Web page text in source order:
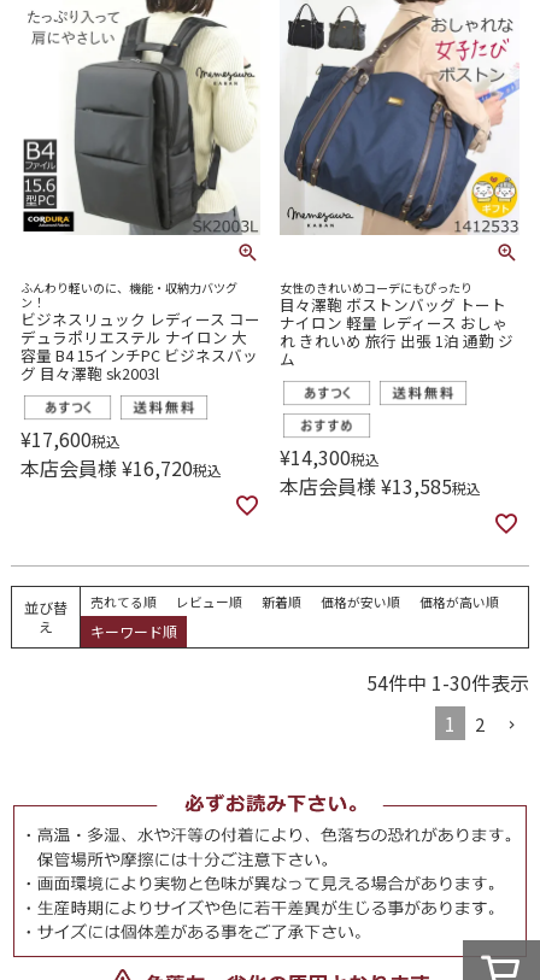
ふんわり軽いのに、機能・収納力バツグ
ン！
ビジネスリュック レディース コー
デュラポリエステル ナイロン 大
容量 B4 15インチPC ビジネスバッ
グ 目々澤鞄 sk2003l
¥17,600税込
本店会員様¥16,720税込
女性のきれいめコーデにもぴったり
目々澤鞄 ボストンバッグ トート
ナイロン 軽量 レディース おしゃ
れ きれいめ 旅行 出張 1泊 通勤 ジ
ム
¥14,300税込
本店会員様¥13,585税込
並び替
え
売れてる順 レビュー順 新着順 価格が安い順 価格が高い順
キーワード順
54件中 1-30件表示
1
2